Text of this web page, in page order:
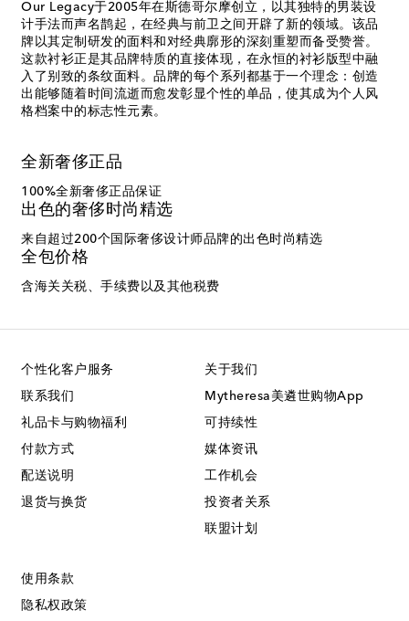
Our Legacy于2005年在斯德哥尔摩创立，以其独特的男装设
计手法而声名鹊起，在经典与前卫之间开辟了新的领域。该品
牌以其定制研发的面料和对经典廓形的深刻重塑而备受赞誉。
这款衬衫正是其品牌特质的直接体现，在永恒的衬衫版型中融
入了别致的条纹面料。品牌的每个系列都基于一个理念：创造
出能够随着时间流逝而愈发彰显个性的单品，使其成为个人风
格档案中的标志性元素。
全新奢侈正品
100%全新奢侈正品保证
出色的奢侈时尚精选
来自超过200个国际奢侈设计师品牌的出色时尚精选
全包价格
含海关关税、手续费以及其他税费
个性化客户服务
联系我们
礼品卡与购物福利
付款方式
配送说明
退货与换货
关于我们
Mytheresa美遴世购物App
可持续性
媒体资讯
工作机会
投资者关系
联盟计划
使用条款
隐私权政策